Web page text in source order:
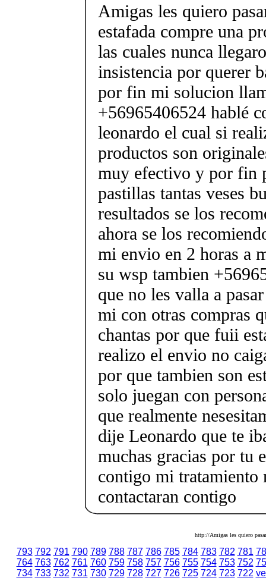
Amigas les quiero
estafada compre una
las cuales nunca
insistencia por querer
por fin mi solucion
+56965406524 hablé
leonardo el cual si
productos son
muy efectivo y por fin
pastillas tantas veses
resultados se los
ahora se los
mi envio en 2 horas a
su wsp tambien
que no les valla a
mi con otras compras
chantas por que fuii
realizo el envio no
por que tambien son
solo juegan con
que realmente
dije Leonardo que te
muchas gracias por tu
contigo mi tratamiento
contactaran contigo
http://Amigas les quiero
793 792 791 790 789 788 787 786 785 784 783 782 781
764 763 762 761 760 759 758 757 756 755 754 753 752
734 733 732 731 730 729 728 727 726 725 724 723 722